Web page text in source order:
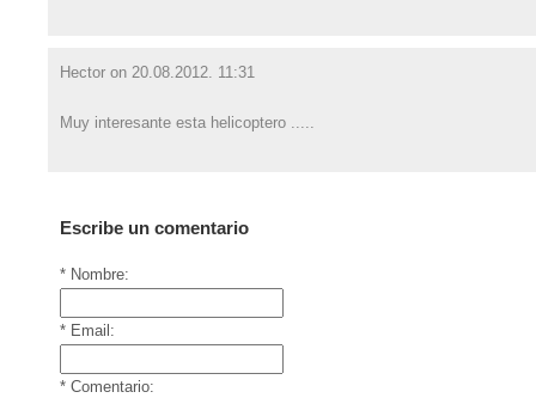
Hector on 20.08.2012. 11:31
Muy interesante esta helicoptero .....
Escribe un comentario
* Nombre:
* Email:
* Comentario: